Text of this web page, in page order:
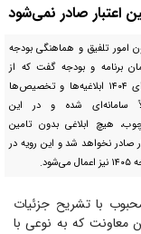
اعتبار صادر نمی‌شود
امور تلفیق و هماهنگی بودجه
برنامه و بودجه گفت که از
ابتدای ۱۴۰۴ ابلاغیه‌ها و تخصیص‌ها
سامانه‌ای شده و در این
هیچ ابلاغی بدون تامین
صادر نخواهد شد و این رویه در
با تشریح جزئیات
این معاونت که به نوعی با